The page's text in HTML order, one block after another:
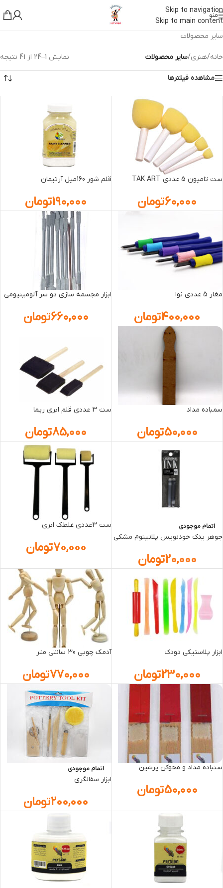
Skip to navigation
Skip to main content
منو
سایر محصولات
خانه/هنری/سایر محصولات نمایش 1–24 از 41 نتیجه
مشاهده فیلترها
ست تامپون 5 عددي TAK ART
60,000تومان
قلم شور 160میل آرتیمان
190,000تومان
مغار 5 عددی نوا
400,000تومان
ابزار مجسمه سازی دو سر آلومینیومی
660,000تومان
سمباده مداد
50,000تومان
ست 3 عددی قلم ابری ریما
85,000تومان
اتمام موجودی
جوهر يدک خودنويس پلاتينوم مشکي
20,000تومان
ست 3عددي غلطک ابري
70,000تومان
ابزار پلاستيکي دودک
230,000تومان
آدمک چوبي 30 سانتی متر
770,000تومان
سنباده مداد و محوکن پرشین
50,000تومان
اتمام موجودی
ابزار سفالگری
200,000تومان